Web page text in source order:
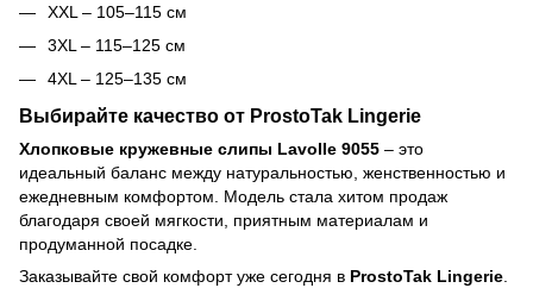
XXL – 105–115 см
3XL – 115–125 см
4XL – 125–135 см
Выбирайте качество от ProstoTak Lingerie
Хлопковые кружевные слипы Lavolle 9055 – это
идеальный баланс между натуральностью, женственностью и
ежедневным комфортом. Модель стала хитом продаж
благодаря своей мягкости, приятным материалам и
продуманной посадке.
Заказывайте свой комфорт уже сегодня в ProstoTak Lingerie.